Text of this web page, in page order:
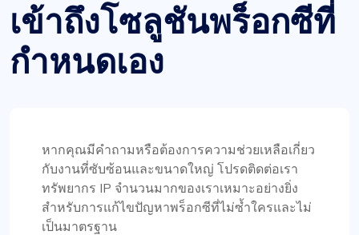
พรอกซีหมุนราคาถูกดี
Proxy Compass นำเสนอพรอกซีที่หลากหลายซึ่ง
เหมาะสำหรับเครื่องมือ SEO โดยเฉพาะพวกที่หมุนๆ
การบริการลูกค้าของพวกเขาเป็นเลิศ พร้อมที่จะช่วย
เข้าถึงโซลูชันพร็อกซีที่
กำหนดเอง
หากคุณมีคำถามหรือต้องการความช่วยเหลือเกี่ยว
กับงานที่ซับซ้อนและขนาดใหญ่ โปรดติดต่อเรา
ทรัพยากร IP จำนวนมากของเราเหมาะอย่างยิ่ง
สำหรับการแก้ไขปัญหาพร็อกซีที่ไม่ซ้ำใครและไม่
เป็นมาตรฐาน